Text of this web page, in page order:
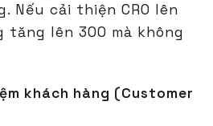
Nếu cải thiện CRO lên
tăng lên 300 mà không
khách hàng (Customer